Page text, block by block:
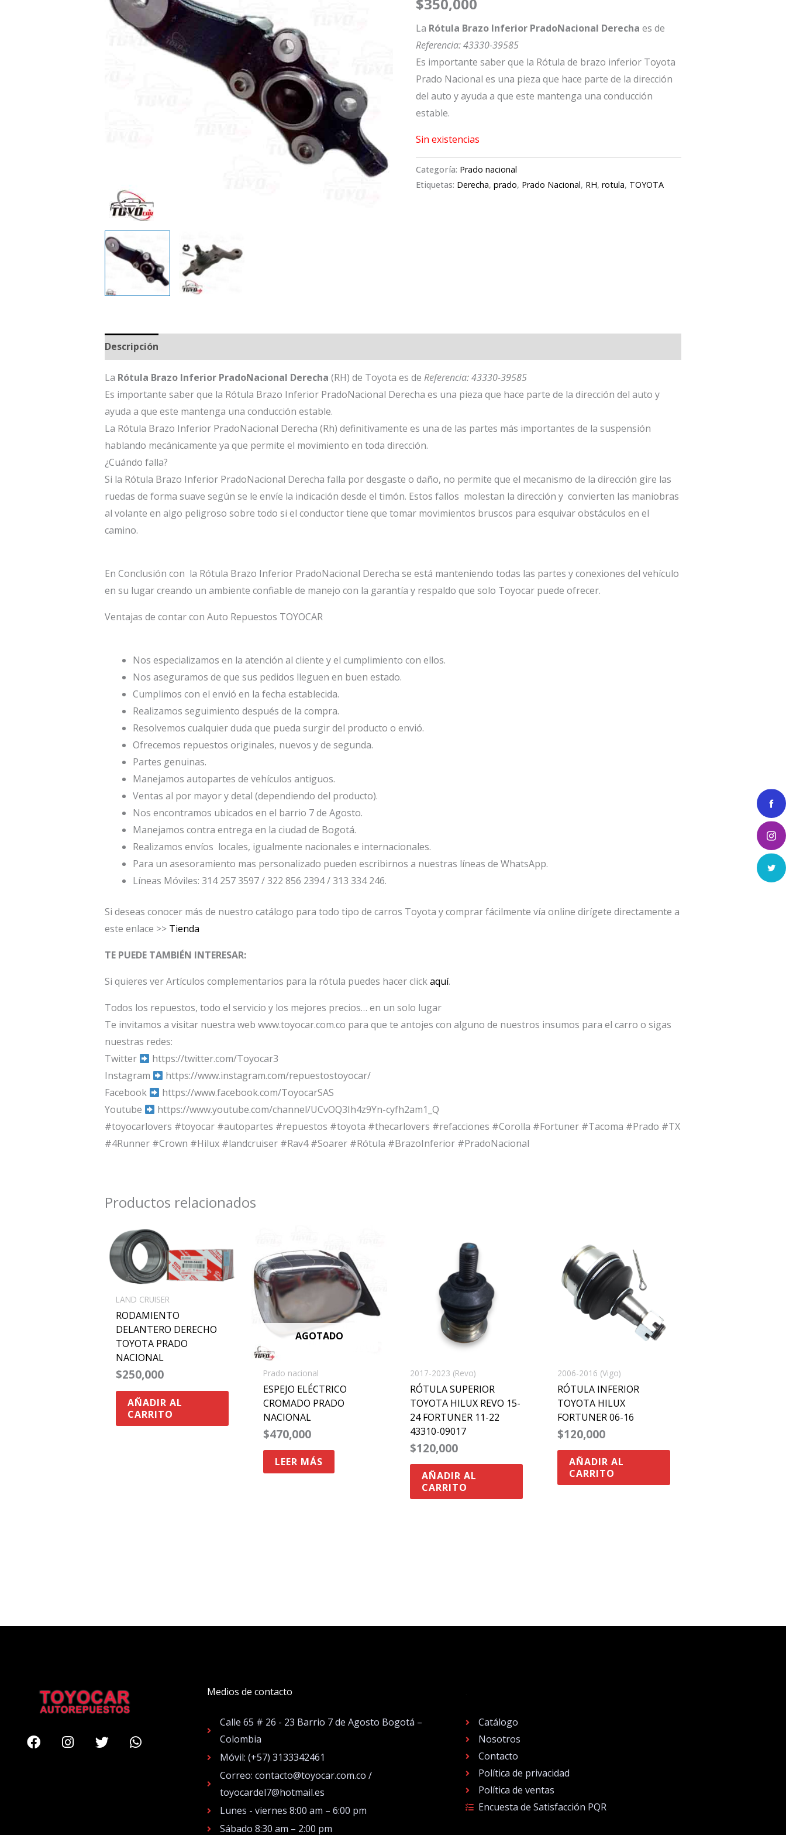
$350,000
La Rótula Brazo Inferior PradoNacional Derecha es de
Referencia: 43330-39585
Es importante saber que la Rótula de brazo inferior Toyota
Prado Nacional es una pieza que hace parte de la dirección
del auto y ayuda a que este mantenga una conducción
estable.
Sin existencias
Categoría: Prado nacional
Etiquetas: Derecha,prado, Prado Nacional, RH,rotula, TOYOTA
Descripción
La Rótula Brazo Inferior PradoNacional Derecha (RH) de Toyota es de Referencia: 43330-39585
Es importante saber que la Rótula Brazo Inferior PradoNacional Derecha es una pieza que hace parte de la dirección del auto y
ayuda a que este mantenga una conducción estable.
La Rótula Brazo Inferior PradoNacional Derecha (Rh) definitivamente es una de las partes más importantes de la suspensión
hablando mecánicamente ya que permite el movimiento en toda dirección.
¿Cuándo falla?
Si la Rótula Brazo Inferior PradoNacional Derecha falla por desgaste o daño, no permite que el mecanismo de la dirección gire las
ruedas de forma suave según se le envíe la indicación desde el timón. Estos fallos molestan la dirección y convierten las maniobras
al volante en algo peligroso sobre todo si el conductor tiene que tomar movimientos bruscos para esquivar obstáculos en el
camino.
En Conclusión con la Rótula Brazo Inferior PradoNacional Derecha se está manteniendo todas las partes y conexiones del vehículo
en su lugar creando un ambiente confiable de manejo con la garantía y respaldo que solo Toyocar puede ofrecer.
Ventajas de contar con Auto Repuestos TOYOCAR
Nos especializamos en la atención al cliente y el cumplimiento con ellos.
Nos aseguramos de que sus pedidos lleguen en buen estado.
Cumplimos con el envió en la fecha establecida.
Realizamos seguimiento después de la compra.
Resolvemos cualquier duda que pueda surgir del producto o envió.
Ofrecemos repuestos originales, nuevos y de segunda.
Partes genuinas.
Manejamos autopartes de vehículos antiguos.
Ventas al por mayor y detal (dependiendo del producto).
Nos encontramos ubicados en el barrio 7 de Agosto.
Manejamos contra entrega en la ciudad de Bogotá.
Realizamos envíos locales, igualmente nacionales e internacionales.
Para un asesoramiento mas personalizado pueden escribirnos a nuestras líneas de WhatsApp.
Líneas Móviles: 314 257 3597 / 322 856 2394 / 313 334 246.
Si deseas conocer más de nuestro catálogo para todo tipo de carros Toyota y comprar fácilmente vía online dirígete directamente a
este enlace >> Tienda
TE PUEDE TAMBIÉN INTERESAR:
Si quieres ver Artículos complementarios para la rótula puedes hacer clickaquí.
Todos los repuestos, todo el servicio y los mejores precios… en un solo lugar
Te invitamos a visitar nuestra web www.toyocar.com.co para que te antojes con alguno de nuestros insumos para el carro o sigas
nuestras redes:
Twitter
https://twitter.com/Toyocar3
Instagram
https://www.instagram.com/repuestostoyocar/
Facebook
https://www.facebook.com/ToyocarSAS
Youtube
https://www.youtube.com/channel/UCvOQ3Ih4z9Yn-cyfh2am1_Q
#toyocarlovers #toyocar #autopartes #repuestos #toyota #thecarlovers #refacciones #Corolla #Fortuner #Tacoma #Prado #TX
#4Runner #Crown #Hilux #landcruiser #Rav4 #Soarer #Rótula #BrazoInferior #PradoNacional
Productos relacionados
LAND CRUISER
RODAMIENTO
DELANTERO DERECHO
TOYOTA PRADO
NACIONAL
$250,000
AÑADIR AL
CARRITO
AGOTADO
Prado nacional
ESPEJO ELÉCTRICO
CROMADO PRADO
NACIONAL
$470,000
LEER MÁS
2017-2023 (Revo)
RÓTULA SUPERIOR
TOYOTA HILUX REVO 15-
24 FORTUNER 11-22
43310-09017
$120,000
AÑADIR AL
CARRITO
2006-2016 (Vigo)
RÓTULA INFERIOR
TOYOTA HILUX
FORTUNER 06-16
$120,000
AÑADIR AL
CARRITO
FacebookInstagram
TwitterWhatsapp
Medios de contacto
Calle 65 # 26 - 23 Barrio 7 de Agosto Bogotá –
Colombia
Móvil: (+57) 3133342461
Correo: contacto@toyocar.com.co /
toyocardel7@hotmail.es
Lunes - viernes 8:00 am – 6:00 pm
Sábado 8:30 am – 2:00 pm
Catálogo
Nosotros
Contacto
Política de privacidad
Política de ventas
Encuesta de Satisfacción PQR